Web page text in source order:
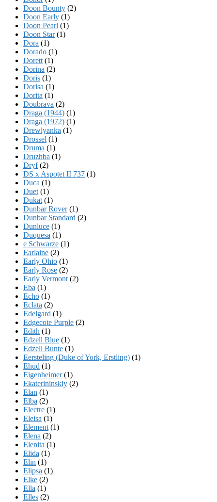
Doon Bounty (2)
Doon Early (1)
Doon Pearl (1)
Doon Star(1)
Dora (1)
Dorado (1)
Dorett (1)
Dorina (2)
Doris (1)
Dorisa (1)
Dorita (1)
Doubrava (2)
Draga (1944) (1)
Draga (1972) (1)
Drewlyanka (1)
Drossel (1)
Druma (1)
Druzhba (1)
Dryf(2)
DS x Aspotet II 737 (1)
Duca (1)
Duet (1)
Dukat (1)
Dunbar Rover(1)
Dunbar Standard (2)
Dunluce (1)
Duquesa (1)
e Schwarze (1)
Earlaine (2)
Early Ohio (1)
Early Rose (2)
Early Vermont (2)
Eba (1)
Echo (1)
Eclata (2)
Edelgard (1)
Edgecote Purple (2)
Edith (1)
Edzell Blue (1)
Edzell Bunte (1)
Eersteling (Duke of York, Erstling) (1)
Ehud (1)
Eigenheimer(1)
Ekaterininskiy (2)
Elan (1)
Elba (2)
Electre (1)
Eleisa (1)
Element (1)
Elena (2)
Elenita (1)
Elida (1)
Elin (1)
Elipsa (1)
Elke (2)
Ella (1)
Elles (2)